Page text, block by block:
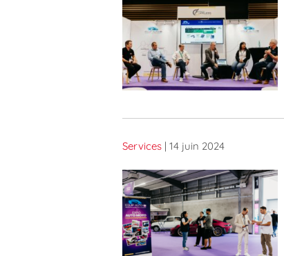
Services | 14 juin 2024